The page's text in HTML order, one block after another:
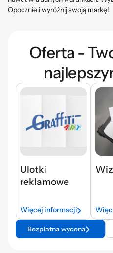
Opocznie i wyróżnij swoją markę!
Oferta -
Ulotki
reklamowe
Więcej informacji
Bezpłatna wycena